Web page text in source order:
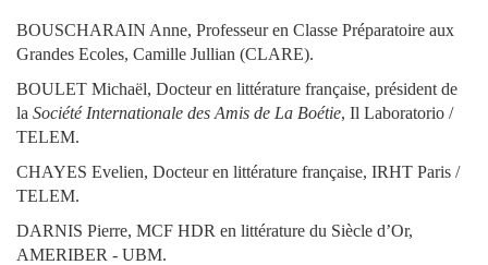
BOUSCHARAIN Anne, Professeur en Classe Préparatoire aux
Grandes Ecoles, Camille Jullian (CLARE).
BOULET Michaël, Docteur en littérature française, président de
la Société Internationale des Amis de La Boétie, Il Laboratorio /
TELEM.
CHAYES Evelien, Docteur en littérature française, IRHT Paris /
TELEM.
DARNIS Pierre, MCF HDR en littérature du Siècle d’Or,
AMERIBER - UBM.